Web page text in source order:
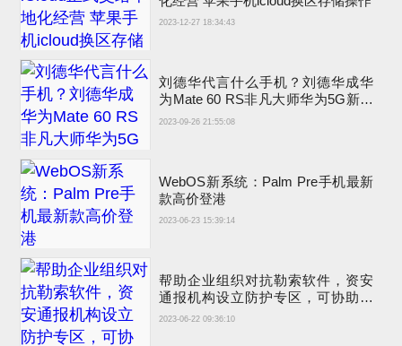
2023-12-27 18:34:43
刘德华代言什么手机？刘德华成华
为Mate 60 RS非凡大师华为5G新手
机代言人
2023-09-26 21:55:08
WebOS新系统：Palm Pre手机最新
款高价登港
2023-06-23 15:39:14
帮助企业组织对抗勒索软件，资安
通报机构设立防护专区，可协助事
前、事中与事后因应
2023-06-22 09:36:10